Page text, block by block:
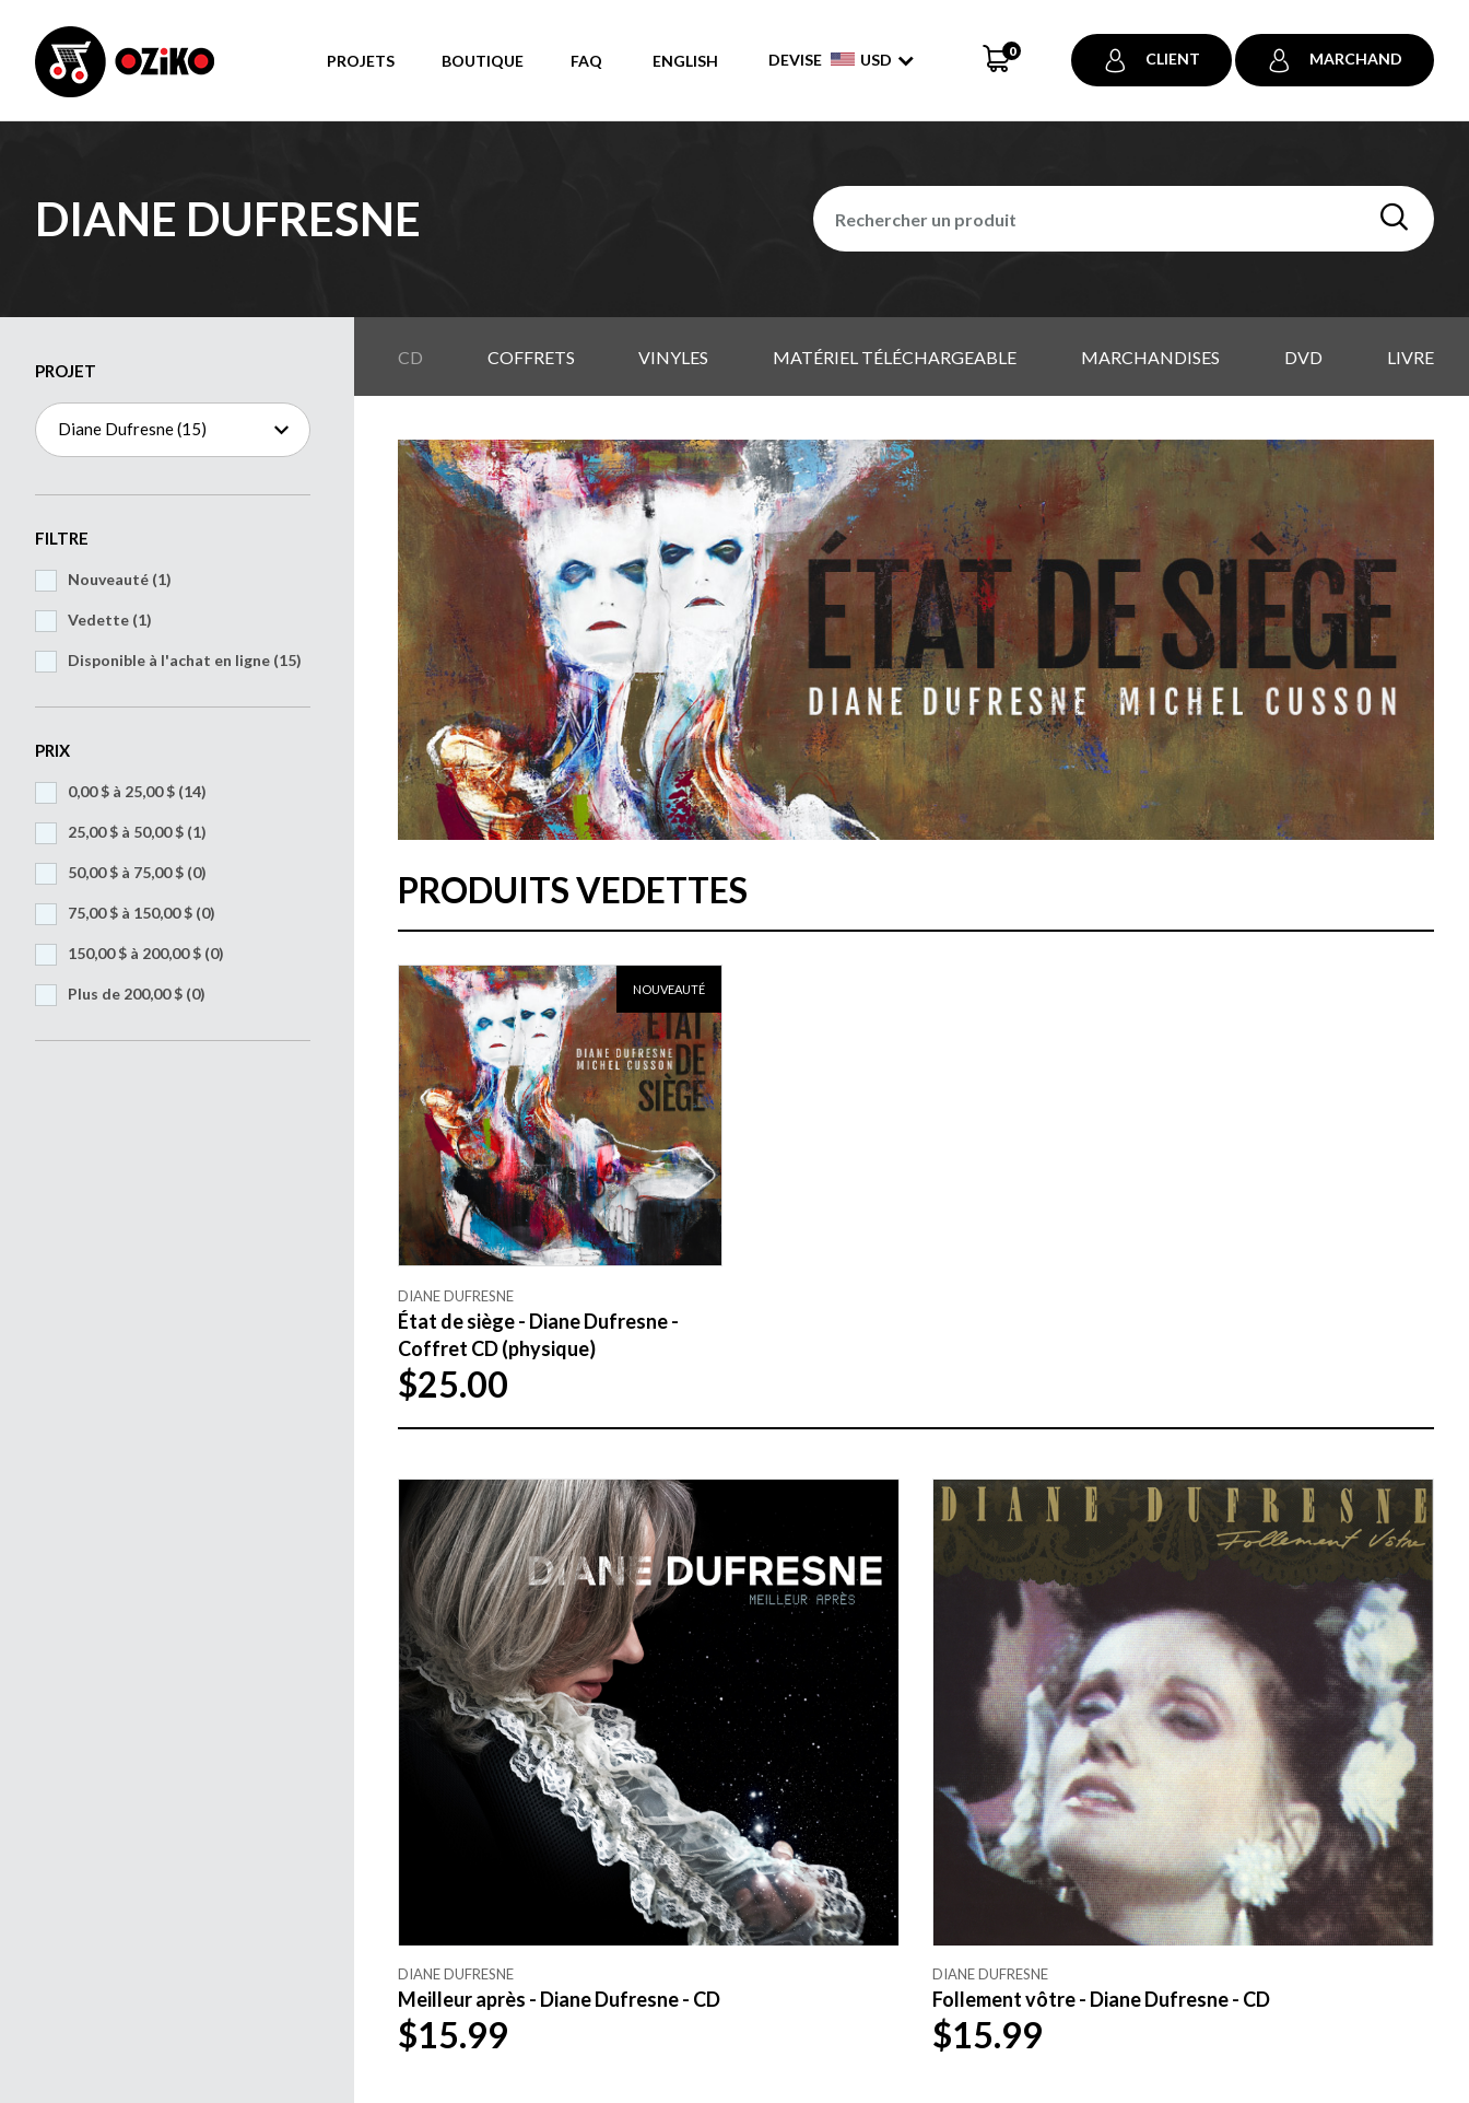
PROJETS BOUTIQUE FAQ ENGLISH DEVISE USD
0 CLIENT MARCHAND
DIANE DUFRESNE
PROJET
Diane Dufresne (15)
FILTRE
Nouveauté (1)
Vedette (1)
Disponible à l'achat en ligne (15)
PRIX
0,00 $ à 25,00 $ (14)
25,00 $ à 50,00 $ (1)
50,00 $ à 75,00 $ (0)
75,00 $ à 150,00 $ (0)
150,00 $ à 200,00 $ (0)
Plus de 200,00 $ (0)
CD COFFRETS VINYLES MATÉRIEL TÉLÉCHARGEABLE MARCHANDISES DVD LIVRE
PRODUITS VEDETTES
NOUVEAUTÉ
DIANE DUFRESNE
État de siège - Diane Dufresne -
Coffret CD (physique)
$25.00
DIANE DUFRESNE
Meilleur après - Diane Dufresne - CD
$15.99
DIANE DUFRESNE
Follement vôtre - Diane Dufresne - CD
$15.99